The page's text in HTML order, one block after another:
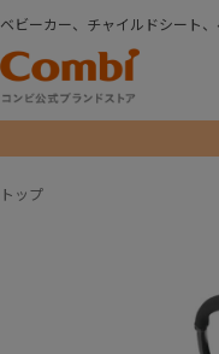
ベビーカー、チャイルドシート
トップ